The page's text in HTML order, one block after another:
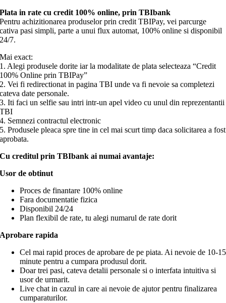
Plata in rate cu credit 100% online, prinTBIbank
Pentru achizitionarea produselor prin credit TBIPay, vei parcurge
cativa pasi simpli, parte a unui flux automat, 100% online si disponibil
24/7.
Mai exact:
1. Alegi produsele dorite iar la modalitate de plata selecteaza “Credit
100% Online prin TBIPay”
2. Vei fi redirectionat in pagina TBI unde va fi nevoie sa completezi
cateva date personale.
3. Iti faci un selfie sau intri intr-un apel video cu unul din reprezentantii
TBI
4. Semnezi contractul electronic
5. Produsele pleaca spre tine in cel mai scurt timp daca solicitarea a fost
aprobata.
Cu creditul prinTBIbank ai numai avantaje:
Usor de obtinut
Proces de finantare 100% online
Fara documentatie fizica
Disponibil 24/24
Plan flexibil de rate, tu alegi numarul de rate dorit
Aprobare rapida
Cel mai rapid proces de aprobare de pe piata. Ai nevoie de 10-15
minute pentru a cumpara produsul dorit.
Doar trei pasi, cateva detalii personale si o interfata intuitiva si
usor de urmarit.
Live chat in cazul in care ai nevoie de ajutor pentru finalizarea
cumparaturilor.